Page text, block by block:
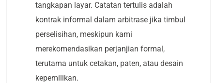
tangkapan layar. Catatan tertulis adalah
kontrak informal dalam arbitrase jika timbul
perselisihan, meskipun kami
merekomendasikan perjanjian formal,
terutama untuk cetakan, paten, atau desain
kepemilikan.